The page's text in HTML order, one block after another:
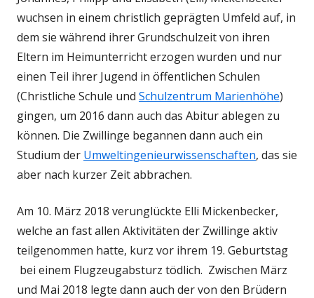
wuchsen in einem christlich geprägten Umfeld auf, in
dem sie während ihrer Grundschulzeit von ihren
Eltern im Heimunterricht erzogen wurden und nur
einen Teil ihrer Jugend in öffentlichen Schulen
(Christliche Schule und Schulzentrum Marienhöhe)
gingen, um 2016 dann auch das Abitur ablegen zu
können. Die Zwillinge begannen dann auch ein
Studium der Umweltingenieurwissenschaften, das sie
aber nach kurzer Zeit abbrachen.
Am 10. März 2018 verunglückte Elli Mickenbecker,
welche an fast allen Aktivitäten der Zwillinge aktiv
teilgenommen hatte, kurz vor ihrem 19. Geburtstag
bei einem Flugzeugabsturz tödlich. Zwischen März
und Mai 2018 legte dann auch der von den Brüdern